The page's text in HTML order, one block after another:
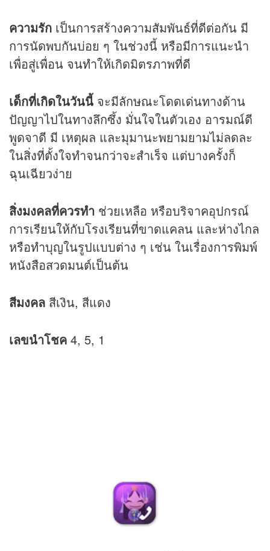
ความรัก เป็นการสร้างความสัมพันธ์ที่ดีต่อกัน มี
การนัดพบกันบ่อย ๆ ในช่วงนี้ หรือมีการแนะนำ
เพื่อสู่เพื่อน จนทำให้เกิดมิตรภาพที่ดี
เด็กที่เกิดในวันนี้ จะมีลักษณะโดดเด่นทางด้าน
ปัญญาไปในทางลึกซึ้ง มั่นใจในตัวเอง อารมณ์ดี
พูดจาดี มี เหตุผล และมุมานะพยามยามไม่ลดละ
ในสิ่งที่ตั้งใจทำจนกว่าจะสำเร็จ แต่บางครั้งก็
ฉุนเฉียวง่าย
สิ่งมงคลที่ควรทำ ช่วยเหลือ หรือบริจาคอุปกรณ์
การเรียนให้กับโรงเรียนที่ขาดแคลน และห่างไกล
หรือทำบุญในรูปแบบต่าง ๆ เช่น ในเรื่องการพิมพ์
หนังสือสวดมนต์เป็นต้น
สีมงคล สีเงิน, สีแดง
เลขนำโชค 4, 5, 1